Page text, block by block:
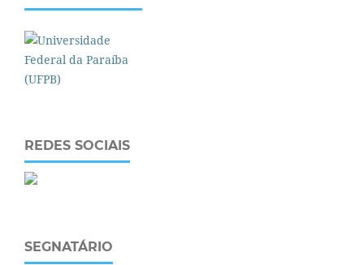
REDES SOCIAIS
SEGNATÁRIO